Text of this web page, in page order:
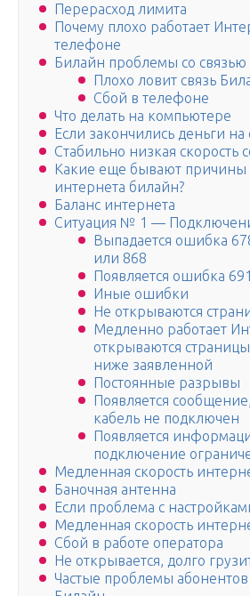
Перерасход лимита
Почему плохо работает
телефоне
Билайн проблемы со связью
Плохо ловит связь
Сбой в телефоне
Что делать на компьютере
Если закончились деньги на
Стабильно низкая скорость
Какие еще бывают причины
интернета билайн?
Баланс интернета
Ситуация № 1 —
Выпадается ошибка
или 868
Появляется ошибка 691
Иные ошибки
Не открываются
Медленно работает
открываются
ниже заявленной
Постоянные разрывы
Появляется
кабель не подключен
Появляется
подключение
Медленная скорость
Баночная антенна
Если проблема с
Медленная скорость
Сбой в работе оператора
Не открывается, долго
Частые проблемы